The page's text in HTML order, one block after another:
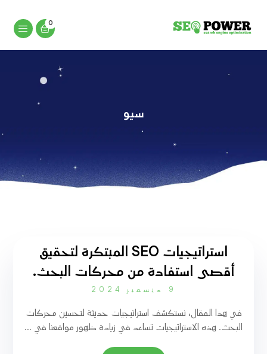
سيو
استراتيجيات SEO المبتكرة لتحقيق
أقصى استفادة من محركات البحث.
9 ديسمبر 2024
في هذا المقال، نستكشف استراتيجيات حديثة لتحسين محركات
البحث. هذه الاستراتيجيات تساعد في زيادة ظهور مواقعنا في ...